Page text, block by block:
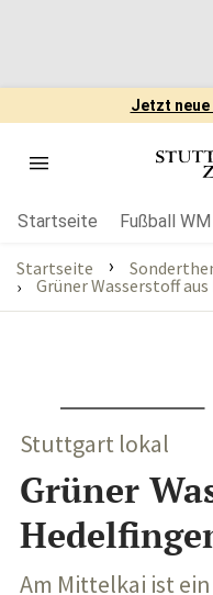
Jetzt
Startseite Fußball
Startseite ›
›
Grüner Wasserstoff
Stuttgart lokal
Grüner
Am Mittelkai ist